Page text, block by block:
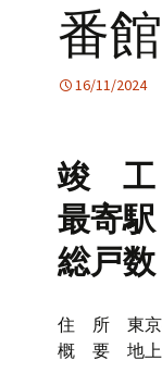
番
16/11/2024
竣 工
最寄
総戸
住 所 東京
概 要 地上